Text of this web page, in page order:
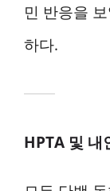
민 반응을
하다.
HPTA 및 내